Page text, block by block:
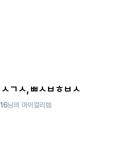
ㄱㅅ,ㅃㅅㅂㅎㅂㅅ
님의 마이컬리템